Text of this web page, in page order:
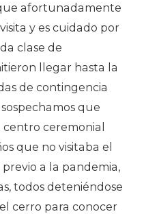
afortunadamente
y es cuidado por
clase de
llegar hasta la
de contingencia
que
ceremonial
que no visitaba el
a la pandemia,
todos deteniéndose
cerro para conocer